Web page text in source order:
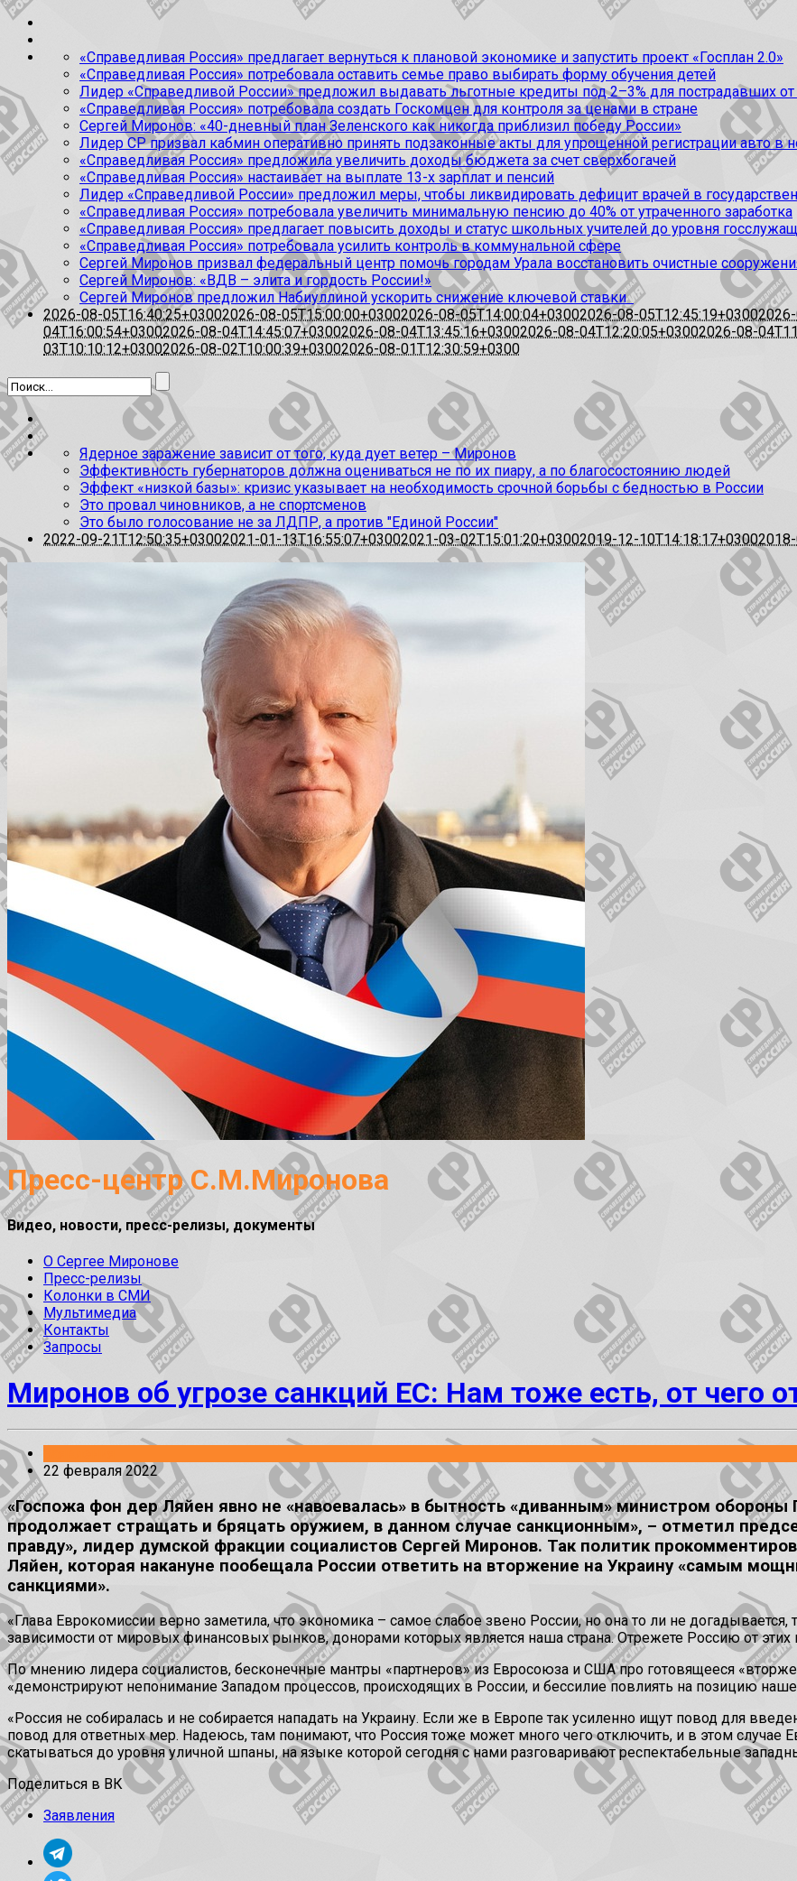
«Справедливая Россия» предлагает вернуться к плановой экономике и запустить проект «Госплан 2.0»
«Справедливая Россия» потребовала оставить семье право выбирать форму обучения детей
Лидер «Справедливой России» предложил выдавать льготные кредиты под 2–3% для пострадавших
«Справедливая Россия» потребовала создать Госкомцен для контроля за ценами в стране
Сергей Миронов: «40-дневный план Зеленского как никогда приблизил победу России»
Лидер СР призвал кабмин оперативно принять подзаконные акты для упрощенной регистрации авто в
«Справедливая Россия» предложила увеличить доходы бюджета за счет сверхбогачей
«Справедливая Россия» настаивает на выплате 13-х зарплат и пенсий
Лидер «Справедливой России» предложил меры, чтобы ликвидировать дефицит врачей в
«Справедливая Россия» потребовала увеличить минимальную пенсию до 40% от утраченного заработка
«Справедливая Россия» предлагает повысить доходы и статус школьных учителей до уровня
«Справедливая Россия» потребовала усилить контроль в коммунальной сфере
Сергей Миронов призвал федеральный центр помочь городам Урала восстановить очистные
Сергей Миронов: «ВДВ – элита и гордость России!»
Сергей Миронов предложил Набиуллиной ускорить снижение ключевой ставки
2026-08-05T16:40:25+03002026-08-05T15:00:00+03002026-08-05T14:00:04+03002026-08-05T12:45:19+0300
04T16:00:54+03002026-08-04T14:45:07+03002026-08-04T13:45:16+03002026-08-04T12:20:05+03002026-08-
03T10:10:12+03002026-08-02T10:00:39+03002026-08-01T12:30:59+0300
Ядерное заражение зависит от того, куда дует ветер – Миронов
Эффективность губернаторов должна оцениваться не по их пиару, а по благосостоянию людей
Эффект «низкой базы»: кризис указывает на необходимость срочной борьбы с бедностью в России
Это провал чиновников, а не спортсменов
Это было голосование не за ЛДПР, а против "Единой России"
2022-09-21T12:50:35+03002021-01-13T16:55:07+03002021-03-02T15:01:20+03002019-12-10T14:18:17+0300
Пресс-центр С.М.Миронова
Видео, новости, пресс-релизы, документы
О Сергее Миронове
Пресс-релизы
Колонки в СМИ
Мультимедиа
Контакты
Запросы
Миронов об угрозе санкций ЕС: Нам тоже есть, от чего
22 февраля 2022
«Госпожа фон дер Ляйен явно не «навоевалась» в бытность «диванным» министром обороны
продолжает стращать и бряцать оружием, в данном случае санкционным», – отметил
правду», лидер думской фракции социалистов Сергей Миронов. Так политик
Ляйен, которая накануне пообещала России ответить на вторжение на Украину «самым
санкциями».
«Глава Еврокомиссии верно заметила, что экономика – самое слабое звено России, но она то ли не догадывается,
зависимости от мировых финансовых рынков, донорами которых является наша страна. Отрежете Россию от этих
По мнению лидера социалистов, бесконечные мантры «партнеров» из Евросоюза и США про готовящееся
«демонстрируют непонимание Западом процессов, происходящих в России, и бессилие повлиять на позицию
«Россия не собиралась и не собирается нападать на Украину. Если же в Европе так усиленно ищут повод для
повод для ответных мер. Надеюсь, там понимают, что Россия тоже может много чего отключить, и в этом случае
скатываться до уровня уличной шпаны, на языке которой сегодня с нами разговаривают респектабельные
Поделиться в ВК
Заявления